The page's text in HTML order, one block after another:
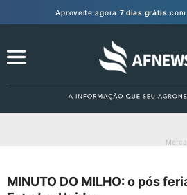
Aproveite agora 7 dias grátis com
MINUTO DO MILHO: o pós